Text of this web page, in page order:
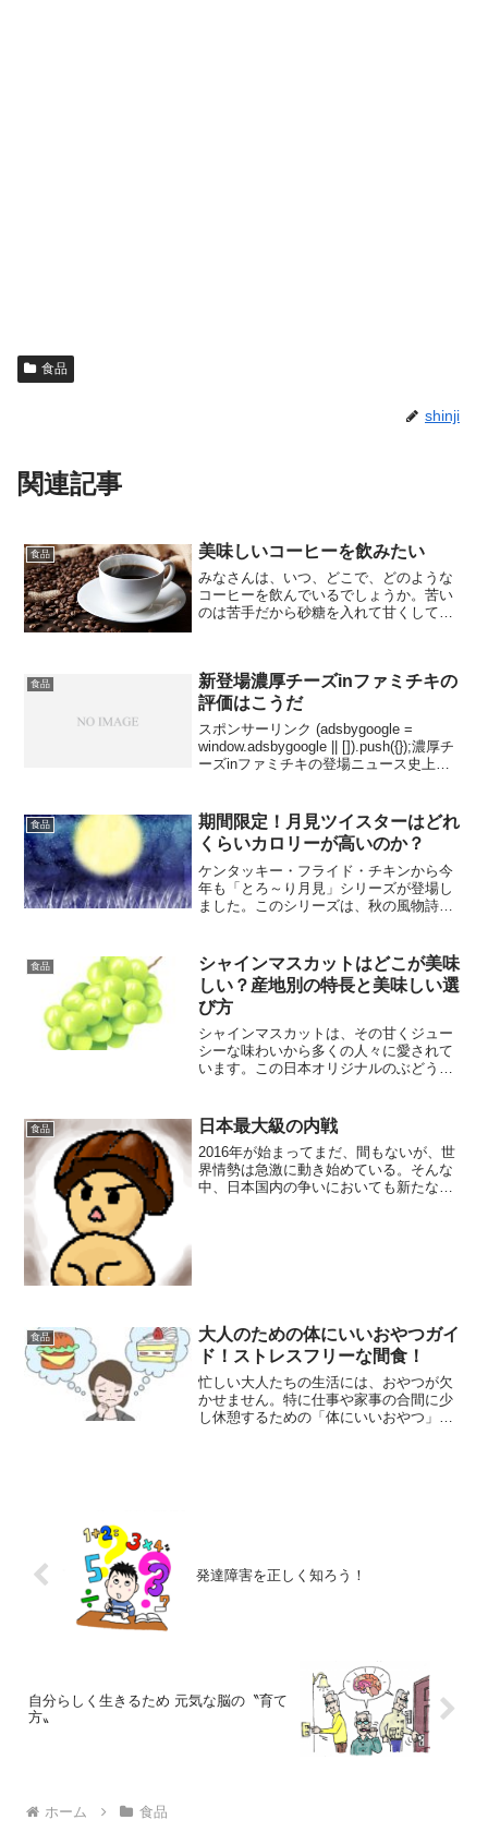
食品
shinji
関連記事
食品 美味しいコーヒーを飲みたい
みなさんは、いつ、どこで、どのような
コーヒーを飲んでいるでしょうか。苦い
のは苦手だから砂糖を入れて甘くしてと
ど、その好みは様々でしょう...
食品
新登場濃厚チーズinファミチキの
評価はこうだ
スポンサーリンク (adsbygoogle =
window.adsbygoogle || []).push({});濃厚チ
ーズinファミチキの登場ニュース史上最
キ」シリ...
食品
期間限定！月見ツイスターはどれ
くらいカロリーが高いのか？
ケンタッキー・フライド・チキンから今
年も「とろ～り月見」シリーズが登場し
ました。このシリーズは、秋の風物詩と
富なバリエーションが魅力。気になるの
はそのカロリーですが、本...
食品
シャインマスカットはどこが美味
しい？産地別の特長と美味しい選
び方
シャインマスカットは、その甘くジュー
シーな味わいから多くの人々に愛されて
います。この日本オリジナルのぶどう品
スカット香が魅力です。しかし、一口に
シャインマスカットといっ...
食品 日本最大級の内戦
2016年が始まってまだ、間もないが、世
界情勢は急激に動き始めている。そんな
中、日本国内の争いにおいても新たな局
食品
大人のための体にいいおやつガイ
ド！ストレスフリーな間食！
忙しい大人たちの生活には、おやつが欠
かせません。特に仕事や家事の合間に少
し休憩するための「体にいいおやつ」を
発達障害を正しく知ろう！
自分らしく生きるため 元気な脳の〝育て
方〟
ホーム 食品